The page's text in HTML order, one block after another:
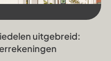
uitgebreid: